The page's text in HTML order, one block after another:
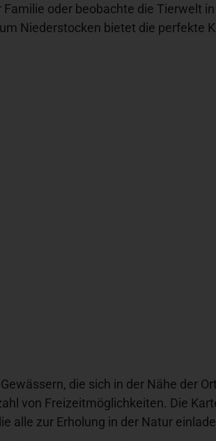
oder beobachte die Tierwelt
Niederstocken bietet die perfekte
die sich in der Nähe der
von Freizeitmöglichkeiten. Die
alle zur Erholung in der Natur